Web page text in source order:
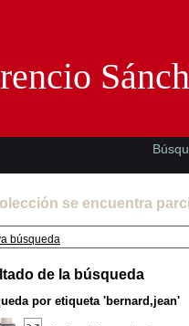
se encuentra
búsqueda
de la búsqueda
por etiqueta'bernard,jean'